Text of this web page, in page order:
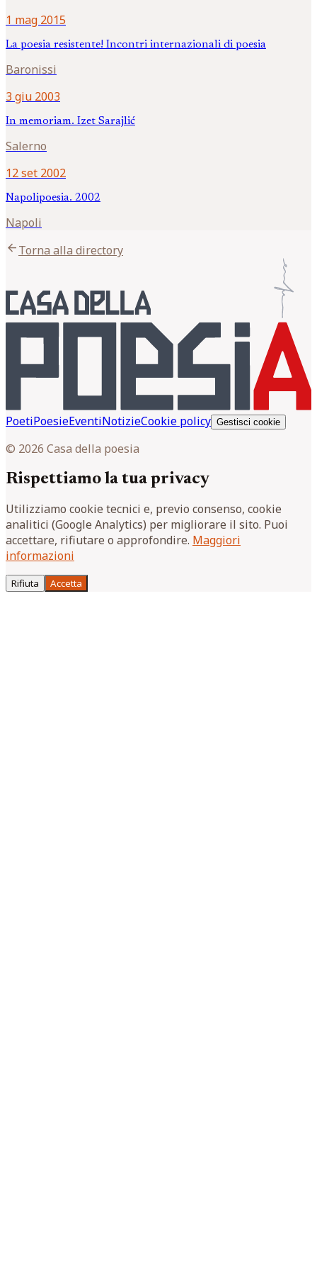
1 mag 2015
La poesia resistente! Incontri internazionali di poesia
Baronissi
3 giu 2003
In memoriam. Izet Sarajlić
Salerno
12 set 2002
Napolipoesia. 2002
Napoli
arrow_backTorna alla directory
PoetiPoesieEventiNotizieCookie policy Gestisci cookie
© 2026 Casa della poesia
Rispettiamo la tua privacy
Utilizziamo cookie tecnici e, previo consenso, cookie
analitici (Google Analytics) per migliorare il sito. Puoi
accettare, rifiutare o approfondire. Maggiori
informazioni
Rifiuta Accetta